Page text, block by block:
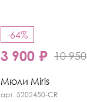
-64%
3 900 ₽ 10 950
Мюли Miris
арт. 5202450-CR